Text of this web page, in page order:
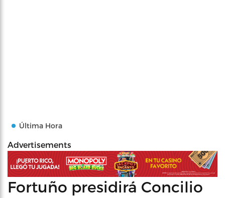
Última Hora
Advertisements
Fortuño presidirá Concilio